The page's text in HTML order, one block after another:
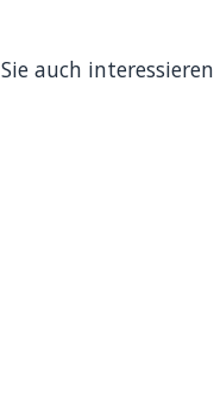
auch interessieren